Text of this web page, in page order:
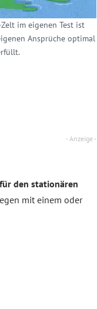
im eigenen Test ist
Ansprüche optimal
- Anzeige -
für den stationären
mit einem oder